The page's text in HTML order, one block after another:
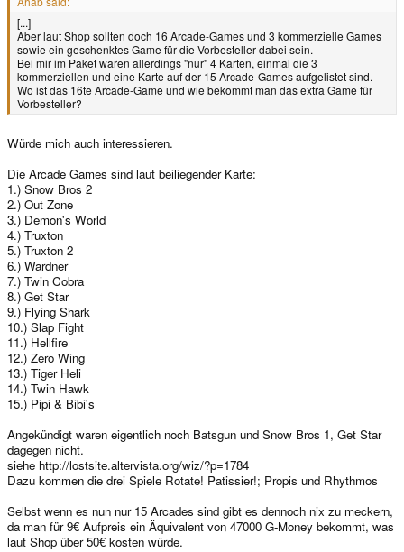
[...]
Aber laut Shop sollten doch 16 Arcade-Games und 3 kommerzielle Games
sowie ein geschenktes Game für die Vorbesteller dabei sein.
Bei mir im Paket waren allerdings "nur" 4 Karten, einmal die 3
kommerziellen und eine Karte auf der 15 Arcade-Games aufgelistet sind.
Wo ist das 16te Arcade-Game und wie bekommt man das extra Game für
Vorbesteller?
Würde mich auch interessieren.
Die Arcade Games sind laut beiliegender Karte:
1.) Snow Bros 2
2.) Out Zone
3.) Demon's World
4.) Truxton
5.) Truxton 2
6.) Wardner
7.) Twin Cobra
8.) Get Star
9.) Flying Shark
10.) Slap Fight
11.) Hellfire
12.) Zero Wing
13.) Tiger Heli
14.) Twin Hawk
15.) Pipi & Bibi's
Angekündigt waren eigentlich noch Batsgun und Snow Bros 1, Get Star
dagegen nicht.
siehe http://lostsite.altervista.org/wiz/?p=1784
Dazu kommen die drei Spiele Rotate! Patissier!; Propis und Rhythmos
Selbst wenn es nun nur 15 Arcades sind gibt es dennoch nix zu meckern,
da man für 9€ Aufpreis ein Äquivalent von 47000 G-Money bekommt, was
laut Shop über 50€ kosten würde.